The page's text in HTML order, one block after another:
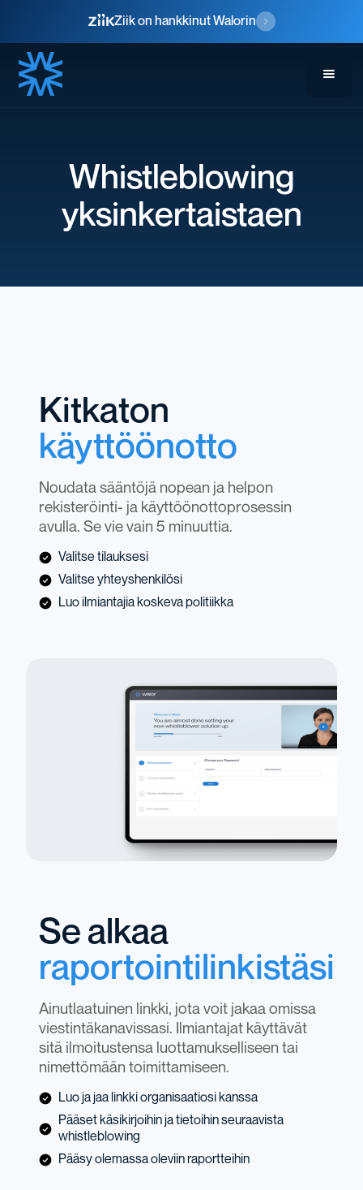
Ziik on hankkinut Walorin
Whistleblowing
yksinkertaistaen
Kitkaton
käyttöönotto
Noudata sääntöjä nopean ja helpon
rekisteröinti- ja käyttöönottoprosessin
avulla. Se vie vain 5 minuuttia.
Valitse tilauksesi
Valitse yhteyshenkilösi
Luo ilmiantajia koskeva politiikka
Se alkaa
raportointilinkistäsi
Ainutlaatuinen linkki, jota voit jakaa omissa
viestintäkanavissasi. Ilmiantajat käyttävät
sitä ilmoitustensa luottamukselliseen tai
nimettömään toimittamiseen.
Luo ja jaa linkki organisaatiosi kanssa
Pääset käsikirjoihin ja tietoihin seuraavista
whistleblowing
Pääsy olemassa oleviin raportteihin